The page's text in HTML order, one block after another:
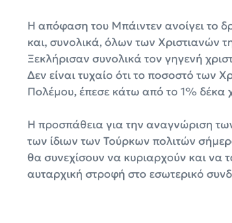
Η απόφαση του Μπάιντεν ανοίγει το
και, συνολικά, όλων των Χριστιανών
Ξεκλήρισαν συνολικά τον γηγενή
Δεν είναι τυχαίο ότι το ποσοστό των
Πολέμου, έπεσε κάτω από το 1% δέκα
Η προσπάθεια για την αναγνώριση
των ίδιων των Τούρκων πολιτών
θα συνεχίσουν να κυριαρχούν και να
αυταρχική στροφή στο εσωτερικό